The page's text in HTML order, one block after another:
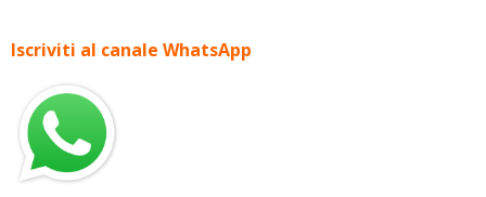
Iscriviti al canale WhatsApp